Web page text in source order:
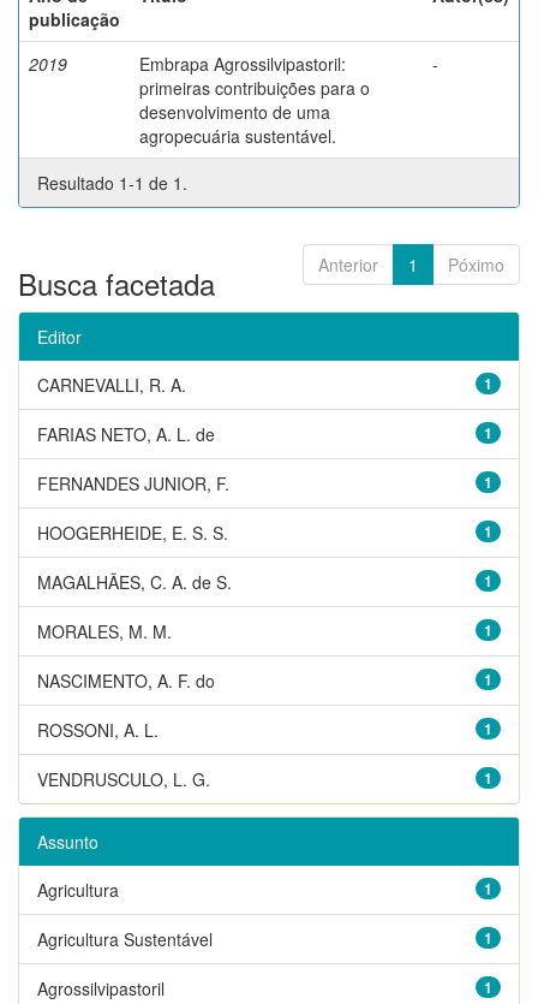
publicação
2019
Embrapa Agrossilvipastoril:
primeiras contribuições para o
desenvolvimento de uma
agropecuária sustentável.
-
Resultado 1-1 de 1.
Anterior 1 Póximo
Busca facetada
Editor
1
CARNEVALLI, R. A.
1
FARIAS NETO, A. L. de
1
FERNANDES JUNIOR, F.
1
HOOGERHEIDE, E. S. S.
1
MAGALHÃES, C. A. de S.
1
MORALES, M. M.
1
NASCIMENTO, A. F. do
1
ROSSONI, A. L.
1
VENDRUSCULO, L. G.
Assunto
1
Agricultura
1
Agricultura Sustentável
1
Agrossilvipastoril